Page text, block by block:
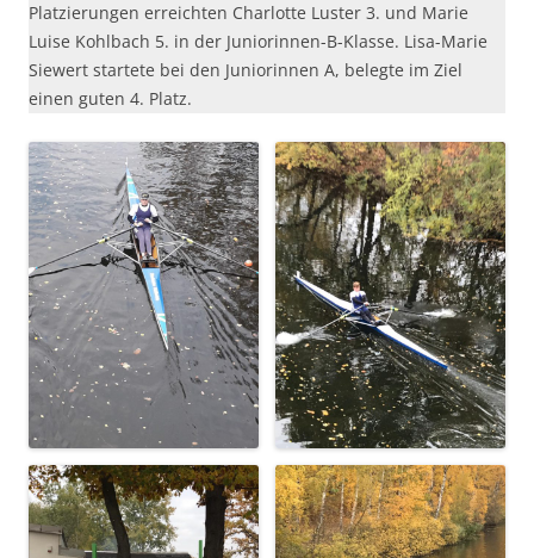
Platzierungen erreichten Charlotte Luster 3. und Marie
Luise Kohlbach 5. in der Juniorinnen-B-Klasse. Lisa-Marie
Siewert startete bei den Juniorinnen A, belegte im Ziel
einen guten 4. Platz.